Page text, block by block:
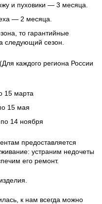
и пуховики — 3 месяца.
— 2 месяца.
то гарантийные
следующий сезон.
каждого региона России
15 марта
15 мая
14 ноября
предоставляется
устраним недочеты
его ремонт.
к нам всегда можно